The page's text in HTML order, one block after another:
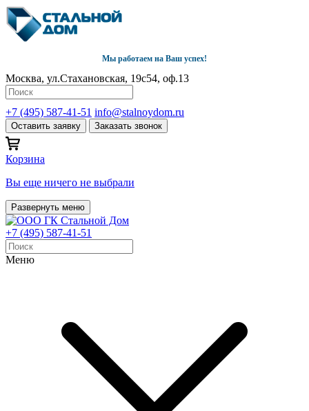
Мы работаем на Ваш успех!
Москва, ул.Стахановская, 19с54, оф.13
+7 (495) 587-41-51 info@stalnoydom.ru
Оставить заявку Заказать звонок
Корзина
Вы еще ничего не выбрали
Развернуть меню
+7 (495) 587-41-51
Меню